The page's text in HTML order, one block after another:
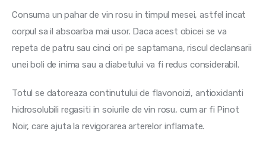
Consuma un pahar de vin rosu in timpul mesei, astfel incat
corpul sa il absoarba mai usor. Daca acest obicei se va
repeta de patru sau cinci ori pe saptamana, riscul declansarii
unei boli de inima sau a diabetului va fi redus considerabil.
Totul se datoreaza continutului de flavonoizi, antioxidanti
hidrosolubili regasiti in soiurile de vin rosu, cum ar fi Pinot
Noir, care ajuta la revigorarea arterelor inflamate.